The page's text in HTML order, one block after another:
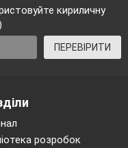
кириличну
ПЕРЕВІРИТИ
розробок